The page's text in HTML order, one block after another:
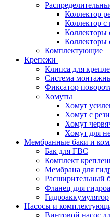
Коллектор
Коллектор с
Коллекторы
Коллекторы
Комплектующие
Крепежи
Клипса для
Система
Фиксатор
Хомуты
Хомут
Хомут с
Хомут
Хомут для
Мембранные баки и
Бак для ГВС
Комплект
Мембрана для
Расширительный
Фланец для
Гидроаккумулятор
Насосы и
Винтовой насос